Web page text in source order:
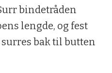
bindetråden
lengde, og fest
bak til butten